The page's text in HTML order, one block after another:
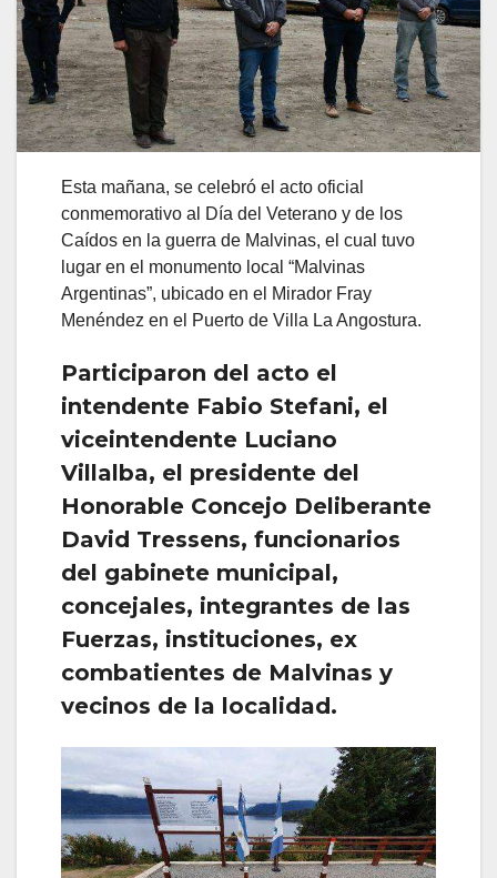
Esta mañana, se celebró el acto oficial
conmemorativo al Día del Veterano y de los
Caídos en la guerra de Malvinas, el cual tuvo
lugar en el monumento local “Malvinas
Argentinas”, ubicado en el Mirador Fray
Menéndez en el Puerto de Villa La Angostura.
Participaron del acto el
intendente Fabio Stefani, el
viceintendente Luciano
Villalba, el presidente del
Honorable Concejo Deliberante
David Tressens, funcionarios
del gabinete municipal,
concejales, integrantes de las
Fuerzas, instituciones, ex
combatientes de Malvinas y
vecinos de la localidad.